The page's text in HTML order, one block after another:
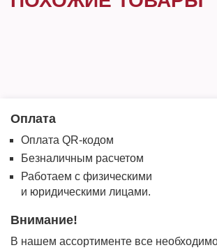
Оплата
Оплата QR-кодом
Безналичным расчетом
Работаем с физическими
и юридическими лицами.
Внимание!
В нашем ассортименте все